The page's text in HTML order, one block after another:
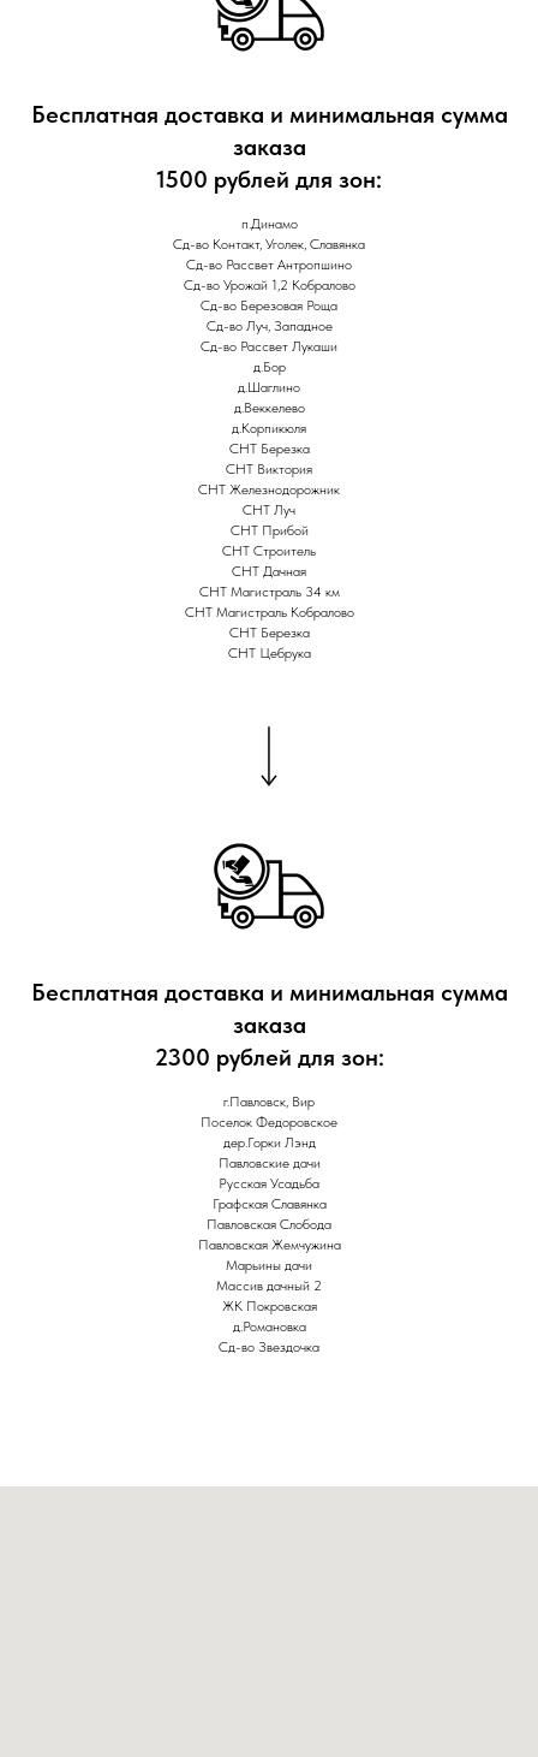
Бесплатная доставка и минимальная сумма
заказа
1500 рублей для зон:
п.Динамо
Сд-во Контакт, Уголек, Славянка
Сд-во Рассвет Антропшино
Сд-во Урожай 1,2 Кобралово
Сд-во Березовая Роща
Сд-во Луч, Западное
Сд-во Рассвет Лукаши
д.Бор
д.Шаглино
д.Веккелево
д.Корпикюля
СНТ Березка
СНТ Виктория
СНТ Железнодорожник
СНТ Луч
СНТ Прибой
СНТ Строитель
СНТ Дачная
СНТ Магистраль 34 км
СНТ Магистраль Кобралово
СНТ Березка
СНТ Цебрука
Бесплатная доставка и минимальная сумма
заказа
2300 рублей для зон:
г.Павловск, Вир
Поселок Федоровское
дер.Горки Лэнд
Павловские дачи
Русская Усадьба
Графская Славянка
Павловская Слобода
Павловская Жемчужина
Марьины дачи
Массив дачный 2
ЖК Покровская
д.Романовка
Сд-во Звездочка